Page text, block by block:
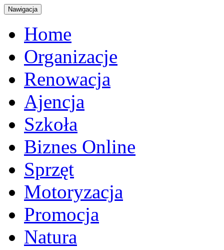
Nawigacja
Home
Organizacje
Renowacja
Ajencja
Szkoła
Biznes Online
Sprzęt
Motoryzacja
Promocja
Natura